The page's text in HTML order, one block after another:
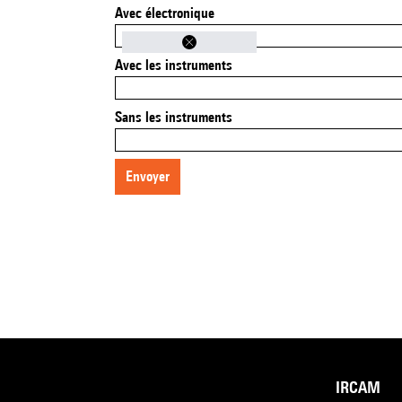
Avec électronique
Avec les instruments
Sans les instruments
envoyer
IRCAM